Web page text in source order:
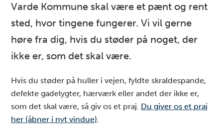
Varde Kommune skal være et pænt og rent
sted, hvor tingene fungerer. Vi vil gerne
høre fra dig, hvis du støder på noget, der
ikke er, som det skal være.
Hvis du støder på huller i vejen, fyldte skraldespande,
defekte gadelygter, hærværk eller andet der ikke er,
som det skal være, så giv os et praj. Du giver os et praj
her (åbner i nyt vindue).